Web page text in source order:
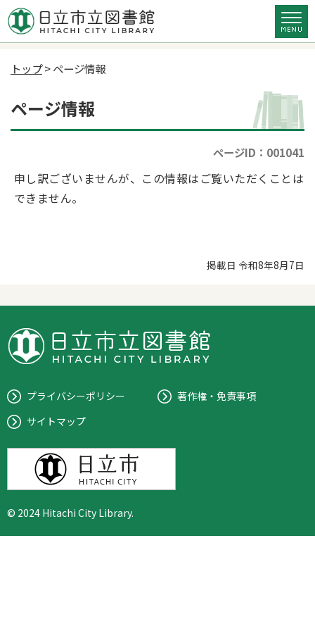
トップ> ページ情報
ページ情報
ページID：001041
申し訳ございませんが、この情報はご覧いただくことは
できません。
掲載日 令和8年8月7日
プライバシーポリシー
著作権・免責事項
サイトマップ
© 2024 Hitachi City Library.